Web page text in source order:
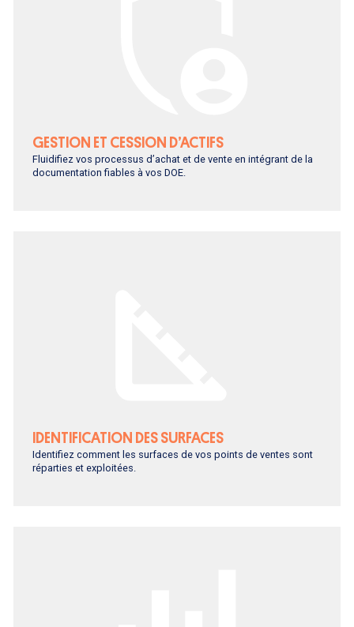
GESTION ET CESSION D’ACTIFS
Fluidifiez vos processus d’achat et de vente en intégrant de la
documentation fiables à vos DOE.
IDENTIFICATION DES SURFACES
Identifiez comment les surfaces de vos points de ventes sont
réparties et exploitées.